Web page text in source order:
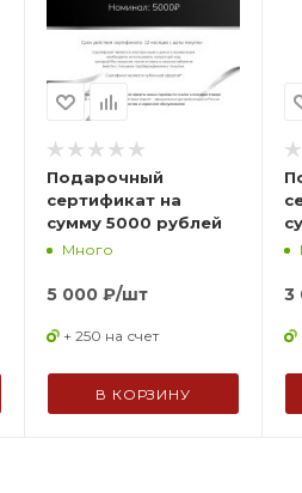
Подарочный
сертификат на
сумму 5000 рублей
Много
5 000 ₽/шт
+ 250 на счет
В КОРЗИНУ
3